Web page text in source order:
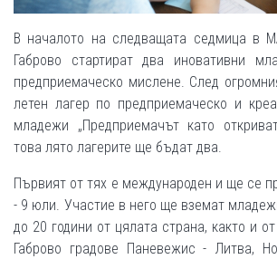
В началото на следващата седмица в
Габрово стартират два иновативни
предприемаческо мислене. След
летен лагер по предприемаческо и
младежи „Предприемачът като
това лято лагерите ще бъдат два.
Първият от тях е международен и ще се
- 9 юли. Участие в него ще вземат
до 20 години от цялата страна, както и
Габрово градове Паневежис - Литва,